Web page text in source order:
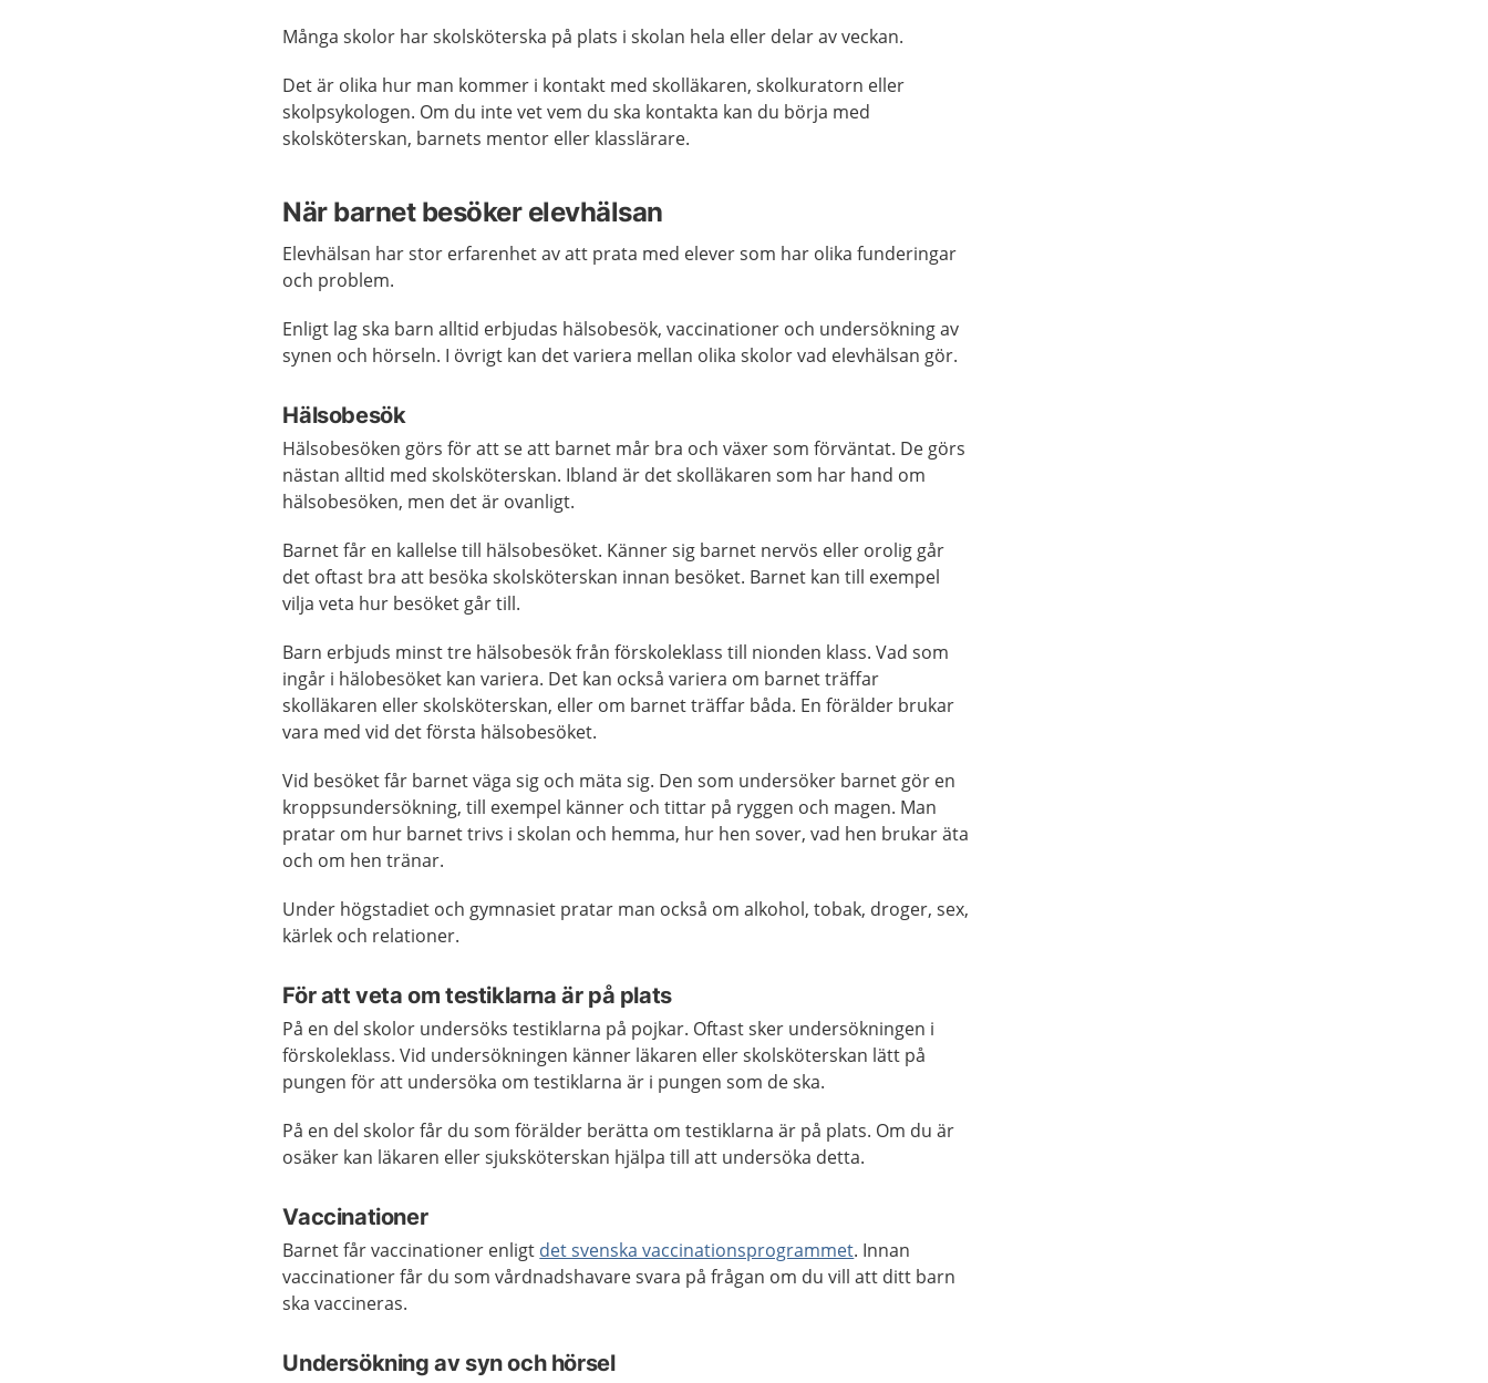
Många skolor har skolsköterska på plats i skolan hela eller delar av veckan.
Det är olika hur man kommer i kontakt med skolläkaren, skolkuratorn eller
skolpsykologen. Om du inte vet vem du ska kontakta kan du börja med
skolsköterskan, barnets mentor eller klasslärare.
När barnet besöker elevhälsan
Elevhälsan har stor erfarenhet av att prata med elever som har olika funderingar
och problem.
Enligt lag ska barn alltid erbjudas hälsobesök, vaccinationer och undersökning av
synen och hörseln. I övrigt kan det variera mellan olika skolor vad elevhälsan gör.
Hälsobesök
Hälsobesöken görs för att se att barnet mår bra och växer som förväntat. De görs
nästan alltid med skolsköterskan. Ibland är det skolläkaren som har hand om
hälsobesöken, men det är ovanligt.
Barnet får en kallelse till hälsobesöket. Känner sig barnet nervös eller orolig går
det oftast bra att besöka skolsköterskan innan besöket. Barnet kan till exempel
vilja veta hur besöket går till.
Barn erbjuds minst tre hälsobesök från förskoleklass till nionden klass. Vad som
ingår i hälobesöket kan variera. Det kan också variera om barnet träffar
skolläkaren eller skolsköterskan, eller om barnet träffar båda. En förälder brukar
vara med vid det första hälsobesöket.
Vid besöket får barnet väga sig och mäta sig. Den som undersöker barnet gör en
kroppsundersökning, till exempel känner och tittar på ryggen och magen. Man
pratar om hur barnet trivs i skolan och hemma, hur hen sover, vad hen brukar äta
och om hen tränar.
Under högstadiet och gymnasiet pratar man också om alkohol, tobak, droger, sex,
kärlek och relationer.
För att veta om testiklarna är på plats
På en del skolor undersöks testiklarna på pojkar. Oftast sker undersökningen i
förskoleklass. Vid undersökningen känner läkaren eller skolsköterskan lätt på
pungen för att undersöka om testiklarna är i pungen som de ska.
På en del skolor får du som förälder berätta om testiklarna är på plats. Om du är
osäker kan läkaren eller sjuksköterskan hjälpa till att undersöka detta.
Vaccinationer
Barnet får vaccinationer enligt det svenska vaccinationsprogrammet. Innan
vaccinationer får du som vårdnadshavare svara på frågan om du vill att ditt barn
ska vaccineras.
Undersökning av syn och hörsel